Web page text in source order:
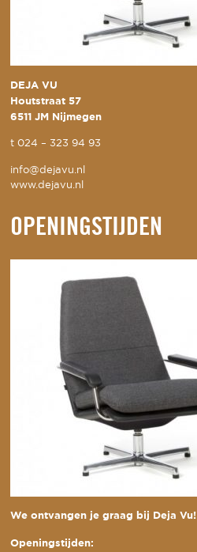
DEJA VU
Houtstraat 57
6511 JM Nijmegen
t024 – 323 94 93
info@dejavu.nl
www.dejavu.nl
OPENINGSTIJDEN
We ontvangen je graag bij Deja Vu!
Openingstijden: